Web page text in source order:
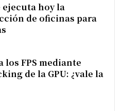
ejecuta hoy la
de oficinas para
los FPS mediante
de la GPU: ¿vale la